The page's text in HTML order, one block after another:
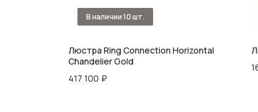
Люстра Ring Connection Horizontal
Chandelier Gold
417 100 ₽